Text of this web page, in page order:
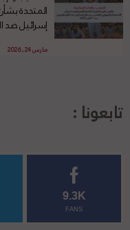
المتحدة
إسرائيل ضد
مارس 24, 2026
تابعونا :
9.3K
FANS